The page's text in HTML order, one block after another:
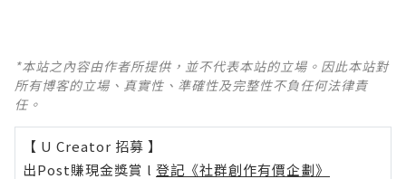
*本站之內容由作者所提供，並不代表本站的立場。因此本站對
所有博客的立場、真實性、準確性及完整性不負任何法律責
任。
【 U Creator 招募 】
出Post賺現金獎賞 l 登記《社群創作有價企劃》